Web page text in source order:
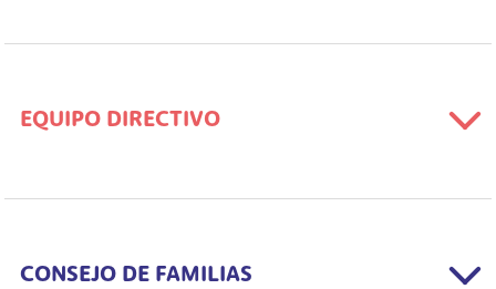
EQUIPO DIRECTIVO
CONSEJO DE FAMILIAS